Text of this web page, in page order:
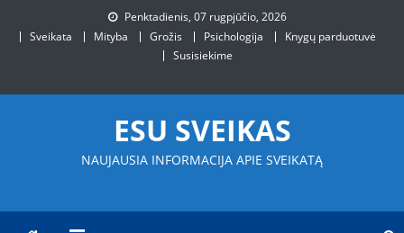
Penktadienis, 07 rugpjūčio, 2026
Sveikata
Mityba Grožis Psichologija
Knygų parduotuvė
Susisiekime
ESU SVEIKAS
NAUJAUSIA INFORMACIJA APIE SVEIKATĄ